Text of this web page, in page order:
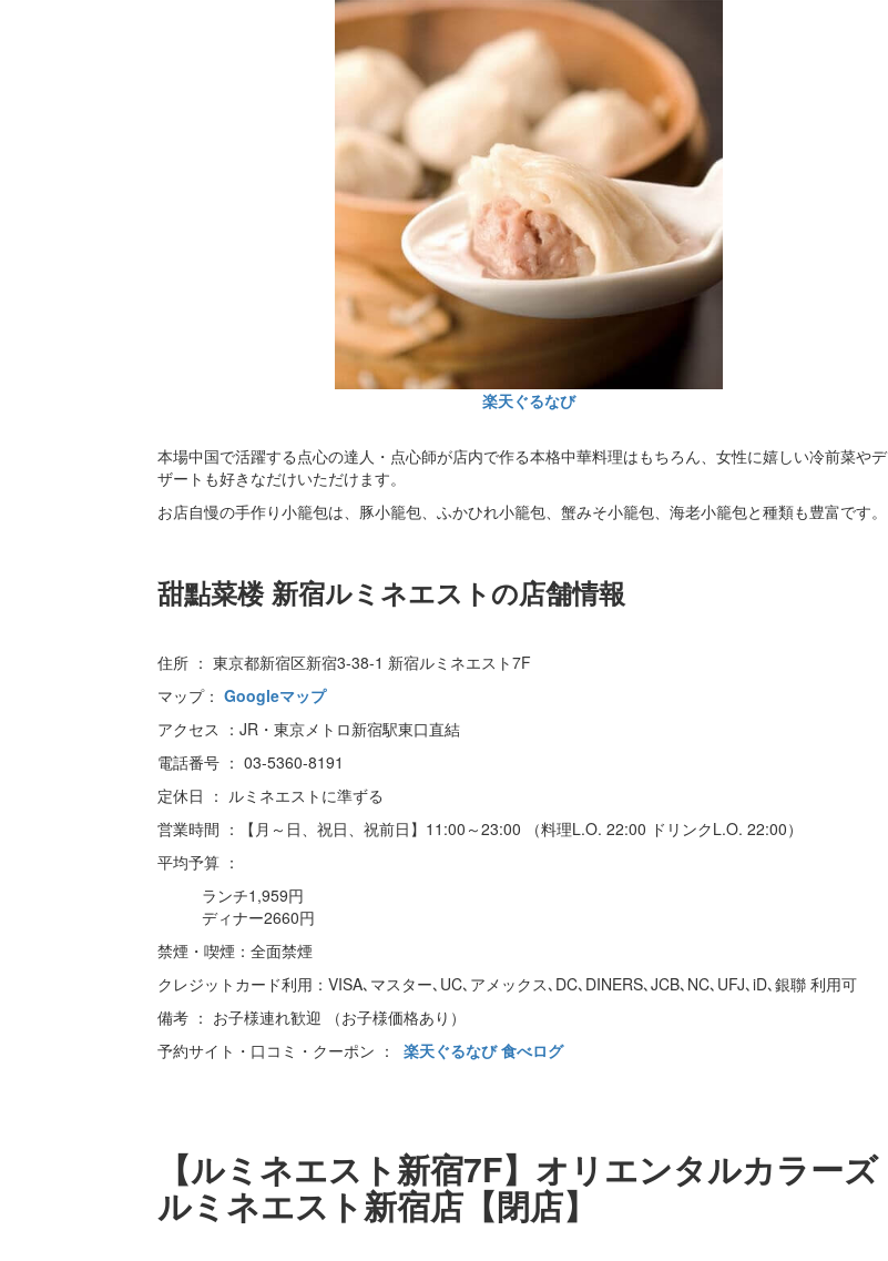
楽天ぐるなび
本場中国で活躍する点心の達人・点心師が店内で作る本格中華料理はもちろん、女性に嬉しい冷前菜やデ
ザートも好きなだけいただけます。
お店自慢の手作り小籠包は、豚小籠包、ふかひれ小籠包、蟹みそ小籠包、海老小籠包と種類も豊富です。
甜點菜楼 新宿ルミネエストの店舗情報
住所 ： 東京都新宿区新宿3-38-1 新宿ルミネエスト7F
マップ： Googleマップ
アクセス ：JR・東京メトロ新宿駅東口直結
電話番号 ： 03-5360-8191
定休日 ： ルミネエストに準ずる
営業時間 ：【月～日、祝日、祝前日】11:00～23:00 （料理L.O. 22:00 ドリンクL.O. 22:00）
平均予算 ：
ランチ1,959円
ディナー2660円
禁煙・喫煙：全面禁煙
クレジットカード利用：VISA､マスター､UC､アメックス､DC､DINERS､JCB､NC､UFJ､iD､銀聯 利用可
備考 ： お子様連れ歓迎 （お子様価格あり）
予約サイト・口コミ・クーポン ： 楽天ぐるなび食べログ
【ルミネエスト新宿7F】オリエンタルカラーズ
ルミネエスト新宿店【閉店】